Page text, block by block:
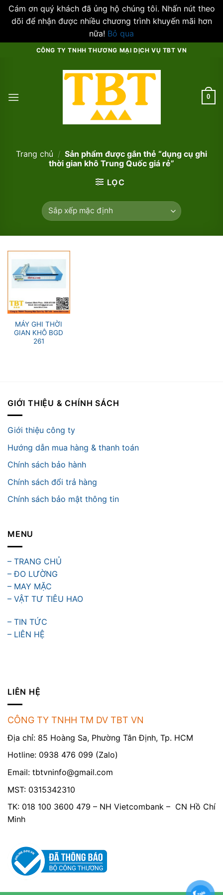
Cám ơn quý khách đã ủng hộ chúng tôi. Nhấn nút theo
dõi để nhận được nhiều chương trình khuyến mãi hơn
nữa! Bỏ qua
CÔNG TY TNHH THƯƠNG MẠI DỊCH VỤ TBT VN
0
Trang chủ / Sản phẩm được gắn thẻ “dụng cụ ghi
thời gian khô Trung Quốc giá rẻ”
LỌC
MÁY GHI THỜI
GIAN KHÔ BGD
261
GIỚI THIỆU & CHÍNH SÁCH
Giới thiệu công ty
Hướng dẫn mua hàng & thanh toán
Chính sách bảo hành
Chính sách đổi trả hàng
Chính sách bảo mật thông tin
MENU
– TRANG CHỦ
– ĐO LƯỜNG
– MAY MẶC
– VẬT TƯ TIÊU HAO
– TIN TỨC
– LIÊN HỆ
LIÊN HỆ
CÔNG TY TNHH TM DV TBT VN
Địa chỉ: 85 Hoàng Sa, Phường Tân Định, Tp. HCM
Hotline: 0938 476 099 (Zalo)
Email: tbtvninfo@gmail.com
MST: 0315342310
TK: 018 100 3600 479 – NH Vietcombank – CN Hồ Chí
Minh